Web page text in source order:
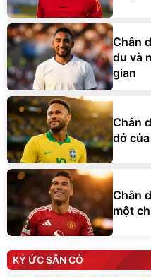
Chân
du và
gian
Chân
dở
Chân
một
KÝ ỨC SÂN CỎ